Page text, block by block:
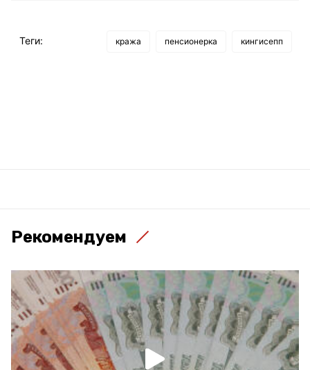
Теги: кража пенсионерка кингисепп
Рекомендуем